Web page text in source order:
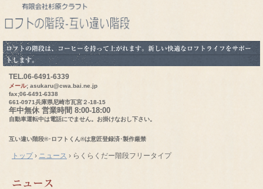
ロフトの階段は、コーヒーを持って上がれます。新しい快適なロフトライフをサポー
トします。
TEL.06-6491-6339
メール; asukaru@cwa.bai.ne.jp
fax;06-6491-6338
661-0971兵庫県尼崎市瓦宮２-18-15
年中無休 営業時間 8:00-18:00
自動車運転中は電話にでません。お掛けなおし下さい。
互い違い階段®･ロフトくん®は意匠登録済･製作厳禁
トップ› ニュース › らくらくだー階段フリータイプ
ニュース